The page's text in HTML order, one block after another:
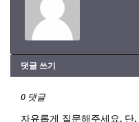
댓글 쓰기
0 댓글
자유롭게 질문해주세요. 단